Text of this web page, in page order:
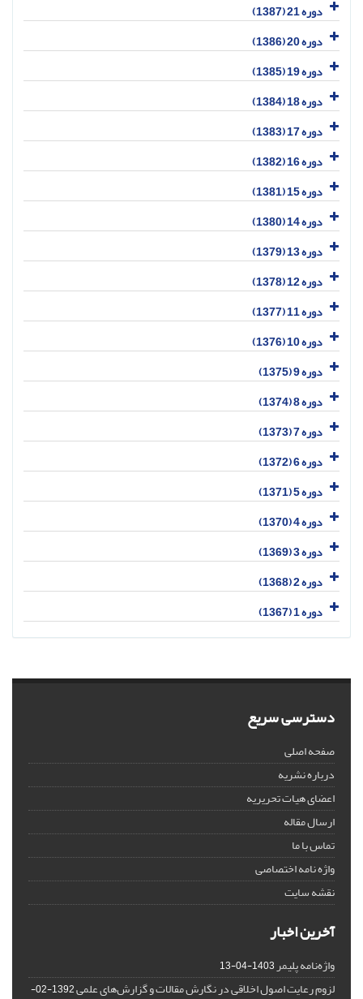
دوره 21 (1387)
دوره 20 (1386)
دوره 19 (1385)
دوره 18 (1384)
دوره 17 (1383)
دوره 16 (1382)
دوره 15 (1381)
دوره 14 (1380)
دوره 13 (1379)
دوره 12 (1378)
دوره 11 (1377)
دوره 10 (1376)
دوره 9 (1375)
دوره 8 (1374)
دوره 7 (1373)
دوره 6 (1372)
دوره 5 (1371)
دوره 4 (1370)
دوره 3 (1369)
دوره 2 (1368)
دوره 1 (1367)
دسترسی سریع
صفحه اصلی
درباره نشریه
اعضای هیات تحریریه
ارسال مقاله
تماس با ما
واژه نامه اختصاصی
نقشه سایت
آخرین اخبار
واژه‌نامه پلیمر1403-04-13
لزوم رعایت اصول اخلاقی در نگارش مقالات و گزارش‌‌های علمی
1392-02-